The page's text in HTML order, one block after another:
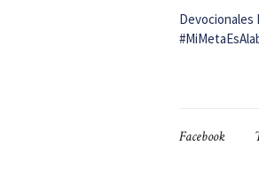
Devocionales
Facebook